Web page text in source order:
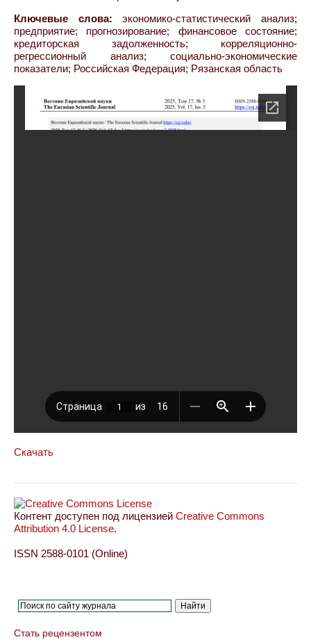
Ключевые слова: экономико-статистический анализ;
предприятие; прогнозирование; финансовое состояние;
кредиторская задолженность; корреляционно-
регрессионный анализ; социально-экономические
показатели; Российская Федерация; Рязанская область
Скачать
Контент доступен под лицензией Creative Commons
Attribution 4.0 License.
ISSN 2588-0101 (Online)
Стать рецензентом